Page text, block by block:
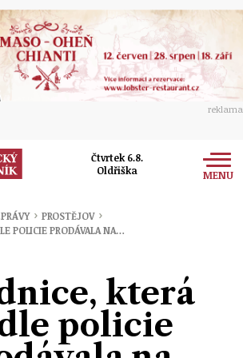
reklama
Čtvrtek 6.8.
Oldřiška
MENU
› PROSTĚJOV ›
POLICIE PRODÁVALA NA…
která
policie